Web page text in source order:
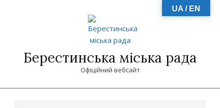
Берестинська міська рада
Офіційний вебсайт
UA / EN